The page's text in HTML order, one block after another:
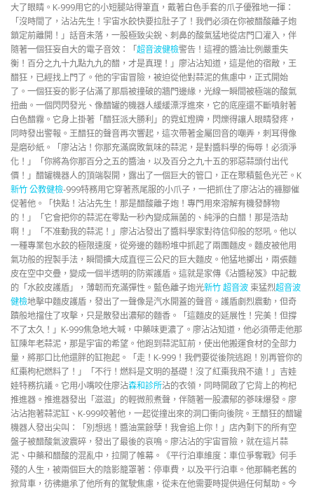
大了眼睛。K-999用它的小短腿站得筆直，戴著白色手套的爪子優雅地一揮：
「沒時間了，沾沾先生！宇宙水餃快要拉肚子了！我們必須在你被醋酸離子炮
鎖定前離開！」話音未落，一股極致尖銳、刺鼻的酸氣猛地從店門口灌入，伴
隨著一個狂妄自大的電子音效：「超音波健檢警告！這裡的醬油比例嚴重失
衡！百分之九十九點九九的醋，才是真理！」廖沾沾知道，這是他的宿敵，王
醋狂，已經找上門了。他的宇宙冒險，被迫從他對蒜泥的焦慮中，正式開始
了。一個狂妄的影子佔滿了那扇被撞破的牆門邊緣，光線一瞬間被極端的酸氣
扭曲。一個閃閃發光、像醋罐的機器人緩緩漂浮進來，它的底座還不斷噴射著
白色醋霧。它身上掛著「醋狂派大勝利」的霓虹燈牌，閃爍得讓人眼睛發疼，
同時發出警報。王醋狂的聲音再次響起，這次帶著金屬回音的嘲弄，刺耳得像
是磨砂紙。「廖沾沾！你那充滿腐敗氣味的蒜泥，是對醬料學的侮辱！必須淨
化！」「你將為你那百分之五的醬油，以及百分之九十五的邪惡蒜頭付出代
價！」醋罐機器人的頂端裂開，露出了一個巨大的管口，正在聚積藍色光芒。K
新竹 公教健檢-999特務用它穿著燕尾服的小爪子，一把抓住了廖沾沾的褲腳催
促著他。「快點！沾沾先生！那是醋酸離子炮！專門用來溶解有機發酵物
的！」「它會把你的蒜泥在零點一秒內變成無菌的、純淨的白醋！那是浩劫
啊！」「不准動我的蒜泥！」廖沾沾發出了醬料學家對待信仰般的怒吼。他以
一種專業包水餃的極限速度，從旁邊的麵粉堆中抓起了兩團麵皮。麵皮被他用
氣功般的捏製手法，瞬間擴大成直徑三公尺的巨大麵皮。他猛地擲出，兩張麵
皮在空中交疊，變成一個半透明的防禦護盾。這就是家傳《沾醬秘笈》中記載
的「水餃皮護盾」，薄韌而充滿彈性。藍色離子炮光新竹 超音波 束猛烈超音波
健檢地擊中麵皮護盾，發出了一聲像是汽水開蓋的聲音。護盾劇烈震動，但奇
蹟般地擋住了攻擊，只是散發出濃郁的麵香。「這麵皮的延展性！完美！但撐
不了太久！」K-999焦急地大喊，中藥味更濃了。廖沾沾知道，他必須帶走他那
缸陳年老蒜泥，那是宇宙的希望。他跑到蒜泥缸前，使出他搬運食材的全部力
量，將那口比他還胖的缸抱起。「走！K-999！我們要從後院逃跑！別再管你的
紅棗枸杞燃料了！」「不行！燃料是文明的基礎！沒了紅棗我飛不遠！」吉娃
娃特務抗議。它用小嘴咬住廖沾森和診所沾的衣領，同時開啟了它背上的枸杞
推進器。推進器發出「滋滋」的輕微煎煮聲，伴隨著一股濃郁的蔘味爆發。廖
沾沾抱著蒜泥缸、K-999咬著他，一起從撞出來的洞口衝向後院。王醋狂的醋罐
機器人發出尖叫：「別想逃！醬油黨餘孽！我會追上你！」店內剩下的所有空
盤子被醋酸氣波震碎，發出了最後的哀鳴。廖沾沾的宇宙冒險，就在這片蒜
泥、中藥和醋酸的混亂中，拉開了帷幕。《平行泊車維度：車位爭奪戰》何手
殘的人生，被兩個巨大的陰影籠罩著：停車費，以及平行泊車。他那輛老舊的
掀背車，彷彿繼承了他所有的駕駛焦慮，從未在他需要時提供過任何幫助。今